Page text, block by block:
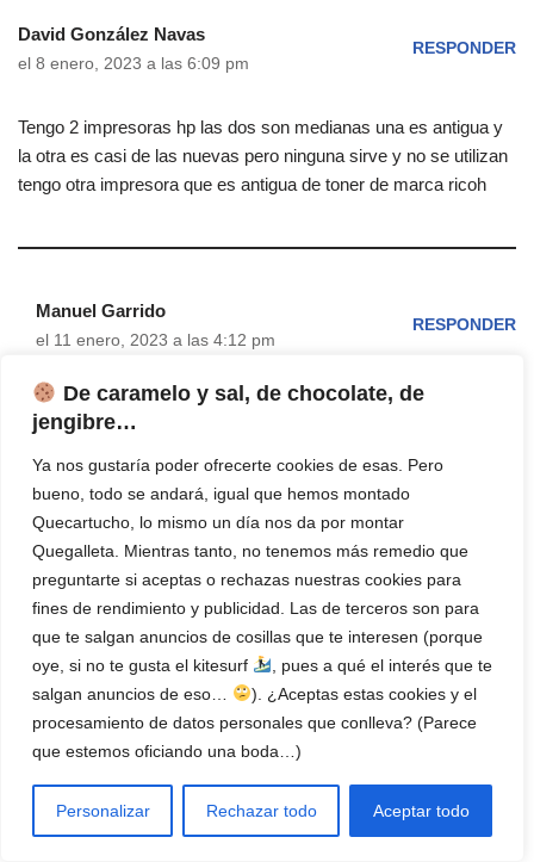
De caramelo y sal, de chocolate, de
jengibre…
Ya nos gustaría poder ofrecerte cookies de esas. Pero
bueno, todo se andará, igual que hemos montado
Quecartucho, lo mismo un día nos da por montar
Quegalleta. Mientras tanto, no tenemos más remedio que
preguntarte si aceptas o rechazas nuestras cookies para
fines de rendimiento y publicidad. Las de terceros son para
que te salgan anuncios de cosillas que te interesen (porque
oye, si no te gusta el kitesurf
, pues a qué el interés que te
salgan anuncios de eso…
). ¿Aceptas estas cookies y el
procesamiento de datos personales que conlleva? (Parece
que estemos oficiando una boda…)
Personalizar Rechazar todo Aceptar todo
David González Navas
el 8 enero, 2023 a las 6:09 pm
RESPONDER
Tengo 2 impresoras hp las dos son medianas una es antigua y
la otra es casi de las nuevas pero ninguna sirve y no se utilizan
tengo otra impresora que es antigua de toner de marca ricoh
Manuel Garrido
el 11 enero, 2023 a las 4:12 pm
RESPONDER
Muy buenas, David:
Los fabricantes y distribuidores pagamos para que empresas
público-privadas como Ecoembes gestione el residuo. No me
has dicho que zona, pero ellos te pueden indicar como
hacerlo.
Silvia Bravo
el 21 noviembre, 2022 a las 6:37 pm
RESPONDER
Buenas tardes, tengo una impresora de la marca Ricoh modelo
AFICIO SPC222SF, es grande del tipo de impresoras que
más, o debo seguir un procedimiento especial?. He llamado a la